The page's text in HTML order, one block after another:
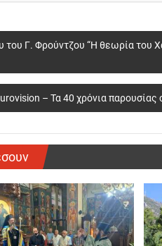
του Γ. Φρούντζου “Η θεωρία του
– Τα 40 χρόνια παρουσίας